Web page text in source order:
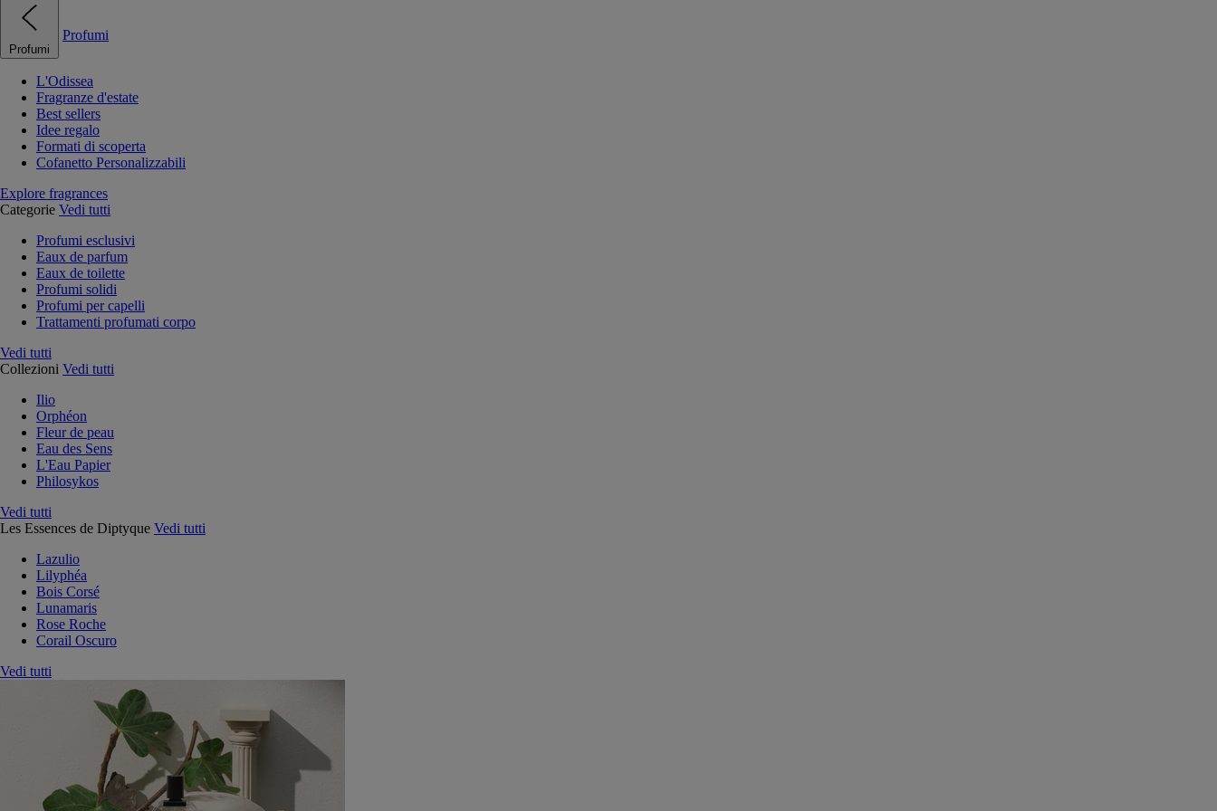
Profumi
Profumi
L'Odissea
Fragranze d'estate
Best sellers
Idee regalo
Formati di scoperta
Cofanetto Personalizzabili
Explore fragrances
Categorie Vedi tutti
Profumi esclusivi
Eaux de parfum
Eaux de toilette
Profumi solidi
Profumi per capelli
Trattamenti profumati corpo
Vedi tutti
Collezioni Vedi tutti
Ilio
Orphéon
Fleur de peau
Eau des Sens
L'Eau Papier
Philosykos
Vedi tutti
Les Essences de Diptyque Vedi tutti
Lazulio
Lilyphéa
Bois Corsé
Lunamaris
Rose Roche
Corail Oscuro
Vedi tutti